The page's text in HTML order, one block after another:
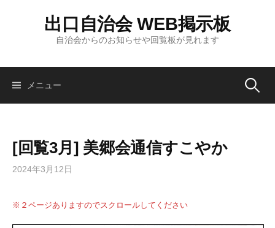
ツ
出口自治会 WEB掲示板
自治会からのお知らせや回覧板が見れます
メニュー 検
[回覧3月] 美郷会通信すこやか
2024年3月12日
※２ページありますのでスクロールしてください